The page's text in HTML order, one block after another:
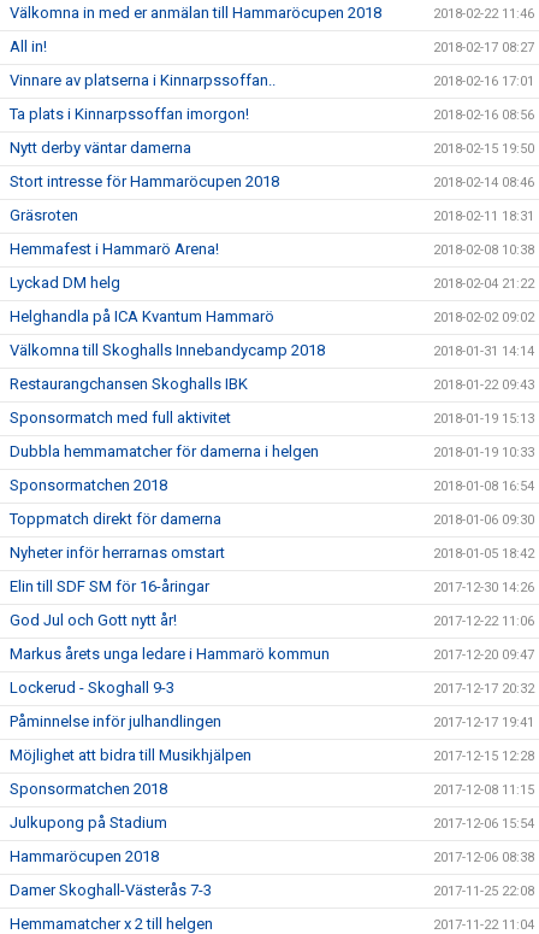
Välkomna in med er anmälan till Hammaröcupen 2018 2018-02-22 11:46
All in! 2018-02-17 08:27
Vinnare av platserna i Kinnarpssoffan.. 2018-02-16 17:01
Ta plats i Kinnarpssoffan imorgon! 2018-02-16 08:56
Nytt derby väntar damerna 2018-02-15 19:50
Stort intresse för Hammaröcupen 2018 2018-02-14 08:46
Gräsroten 2018-02-11 18:31
Hemmafest i Hammarö Arena! 2018-02-08 10:38
Lyckad DM helg 2018-02-04 21:22
Helghandla på ICA Kvantum Hammarö 2018-02-02 09:02
Välkomna till Skoghalls Innebandycamp 2018 2018-01-31 14:14
Restaurangchansen Skoghalls IBK 2018-01-22 09:43
Sponsormatch med full aktivitet 2018-01-19 15:13
Dubbla hemmamatcher för damerna i helgen 2018-01-19 10:33
Sponsormatchen 2018 2018-01-08 16:54
Toppmatch direkt för damerna 2018-01-06 09:30
Nyheter inför herrarnas omstart 2018-01-05 18:42
Elin till SDF SM för 16-åringar 2017-12-30 14:26
God Jul och Gott nytt år! 2017-12-22 11:06
Markus årets unga ledare i Hammarö kommun 2017-12-20 09:47
Lockerud - Skoghall 9-3 2017-12-17 20:32
Påminnelse inför julhandlingen 2017-12-17 19:41
Möjlighet att bidra till Musikhjälpen 2017-12-15 12:28
Sponsormatchen 2018 2017-12-08 11:15
Julkupong på Stadium 2017-12-06 15:54
Hammaröcupen 2018 2017-12-06 08:38
Damer Skoghall-Västerås 7-3 2017-11-25 22:08
Hemmamatcher x 2 till helgen 2017-11-22 11:04